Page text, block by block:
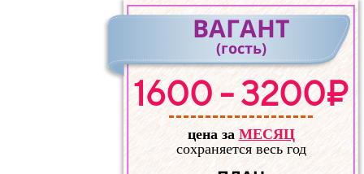
ВАГАНТ
(гость)
1600 - 3200₽
цена заМЕСЯЦ
сохраняется весь год